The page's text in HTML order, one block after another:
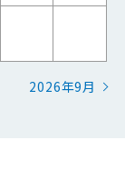
2026年9月